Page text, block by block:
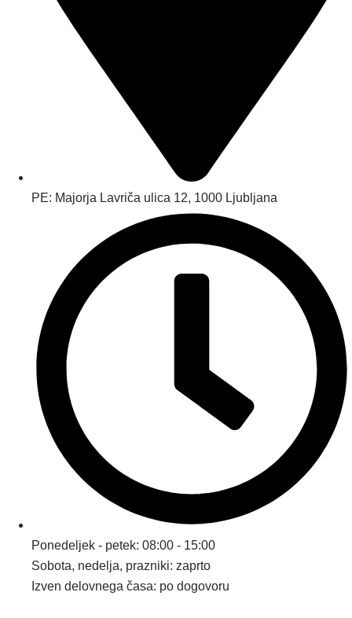
PE: Majorja Lavriča ulica 12, 1000 Ljubljana
Ponedeljek - petek: 08:00 - 15:00
Sobota, nedelja, prazniki: zaprto
Izven delovnega časa: po dogovoru